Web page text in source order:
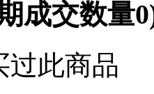
成交数量0
过此商品